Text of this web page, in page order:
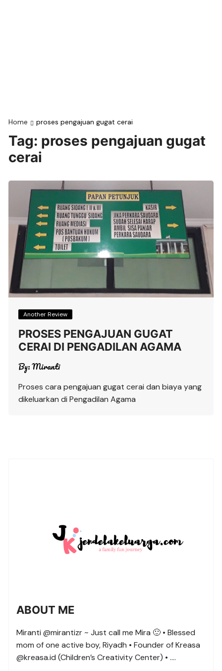
Home proses pengajuan gugat cerai
Tag: proses pengajuan gugat
cerai
Another Review
PROSES PENGAJUAN GUGAT
CERAI DI PENGADILAN AGAMA
By:Miranti
Proses cara pengajuan gugat cerai dan biaya yang
dikeluarkan di Pengadilan Agama
ABOUT ME
Miranti @mirantizr ~ Just call me Mira 🙂 • Blessed
mom of one active boy, Riyadh • Founder of Kreasa
@kreasa.id (Children’s Creativity Center) • ….